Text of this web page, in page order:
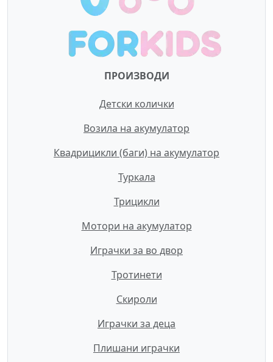
ПРОИЗВОДИ
Детски колички
Возила на акумулатор
Квадрицикли (баги) на акумулатор
Туркала
Трицикли
Мотори на акумулатор
Играчки за во двор
Тротинети
Скироли
Играчки за деца
Плишани играчки